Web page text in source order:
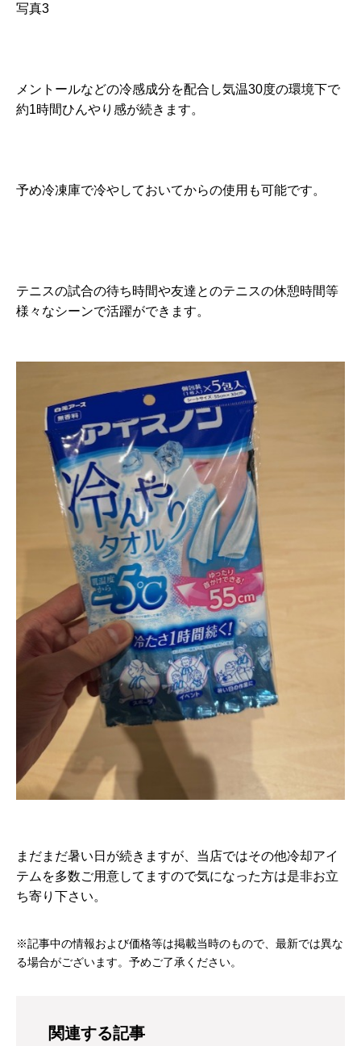
写真3
メントールなどの冷感成分を配合し気温30度の環境下で
約1時間ひんやり感が続きます。
予め冷凍庫で冷やしておいてからの使用も可能です。
テニスの試合の待ち時間や友達とのテニスの休憩時間等
様々なシーンで活躍ができます。
まだまだ暑い日が続きますが、当店ではその他冷却アイ
テムを多数ご用意してますので気になった方は是非お立
ち寄り下さい。
※記事中の情報および価格等は掲載当時のもので、最新では異な
る場合がございます。予めご了承ください。
関連する記事